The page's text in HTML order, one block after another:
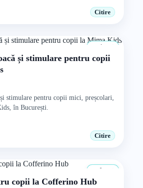
Citire
4+ ani
și stimulare pentru copii
stimulare pentru copii mici, preșcolari,
în București.
Citire
0+ ani
copii la Cofferino Hub